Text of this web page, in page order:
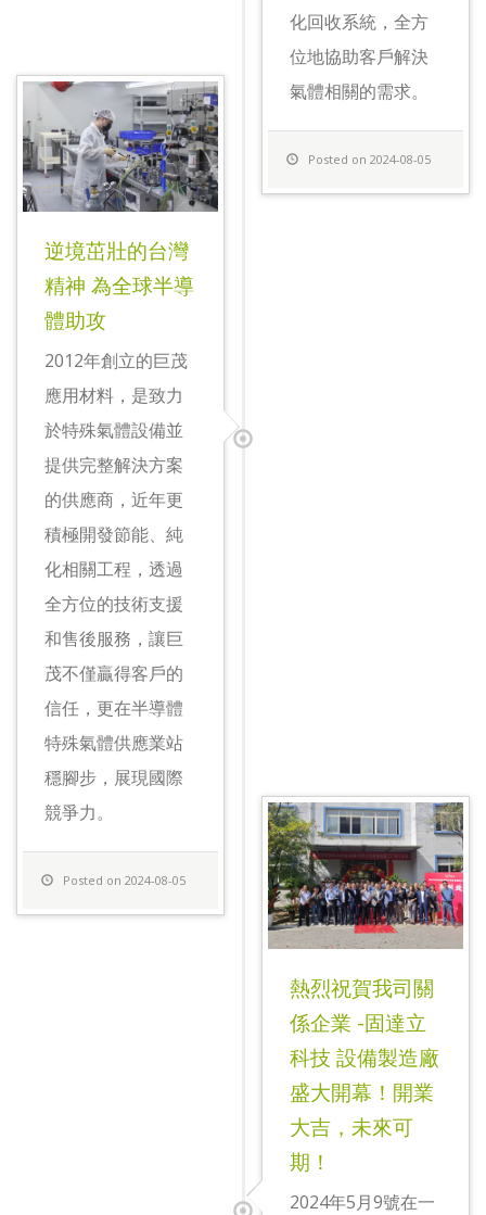
化回收系統，全方
位地協助客戶解決
氣體相關的需求。
Posted on 2024-08-05
逆境茁壯的台灣
精神 為全球半導
體助攻
2012年創立的巨茂
應用材料，是致力
於特殊氣體設備並
提供完整解決方案
的供應商，近年更
積極開發節能、純
化相關工程，透過
全方位的技術支援
和售後服務，讓巨
茂不僅贏得客戶的
信任，更在半導體
特殊氣體供應業站
穩腳步，展現國際
競爭力。
Posted on 2024-08-05
熱烈祝賀我司關
係企業 -固達立
科技 設備製造廠
盛大開幕！開業
大吉，未來可
期！
2024年5月9號在一